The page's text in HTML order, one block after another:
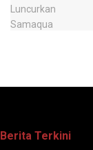
Berita Terkini